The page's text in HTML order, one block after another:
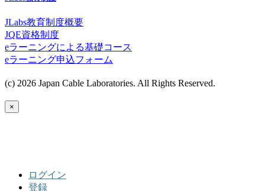
JLabs教育制度概要
JQE資格制度
eラーニングによる基礎コース
eラーニング申込フォーム
(c) 2026 Japan Cable Laboratories. All Rights Reserved.
×
ログイン
登録